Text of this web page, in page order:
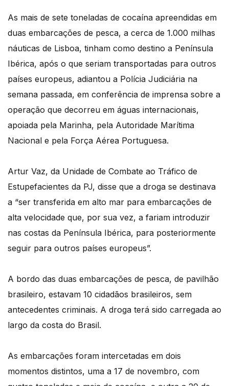
As mais de sete toneladas de cocaína apreendidas em
duas embarcações de pesca, a cerca de 1.000 milhas
náuticas de Lisboa, tinham como destino a Península
Ibérica, após o que seriam transportadas para outros
países europeus, adiantou a Polícia Judiciária na
semana passada, em conferência de imprensa sobre a
operação que decorreu em águas internacionais,
apoiada pela Marinha, pela Autoridade Marítima
Nacional e pela Força Aérea Portuguesa.
Artur Vaz, da Unidade de Combate ao Tráfico de
Estupefacientes da PJ, disse que a droga se destinava
a “ser transferida em alto mar para embarcações de
alta velocidade que, por sua vez, a fariam introduzir
nas costas da Península Ibérica, para posteriormente
seguir para outros países europeus”.
A bordo das duas embarcações de pesca, de pavilhão
brasileiro, estavam 10 cidadãos brasileiros, sem
antecedentes criminais. A droga terá sido carregada ao
largo da costa do Brasil.
As embarcações foram intercetadas em dois
momentos distintos, uma a 17 de novembro, com